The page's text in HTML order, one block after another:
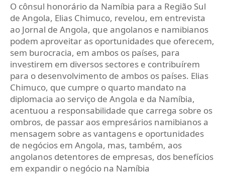
O cônsul honorário da Namíbia para a Região Sul
de Angola, Elias Chimuco, revelou, em entrevista
ao Jornal de Angola, que angolanos e namibianos
podem aproveitar as oportunidades que oferecem,
sem burocracia, em ambos os países, para
investirem em diversos sectores e contribuírem
para o desenvolvimento de ambos os países. Elias
Chimuco, que cumpre o quarto mandato na
diplomacia ao serviço de Angola e da Namíbia,
acentuou a responsabilidade que carrega sobre os
ombros, de passar aos empresários namibianos a
mensagem sobre as vantagens e oportunidades
de negócios em Angola, mas, também, aos
angolanos detentores de empresas, dos benefícios
em expandir o negócio na Namíbia